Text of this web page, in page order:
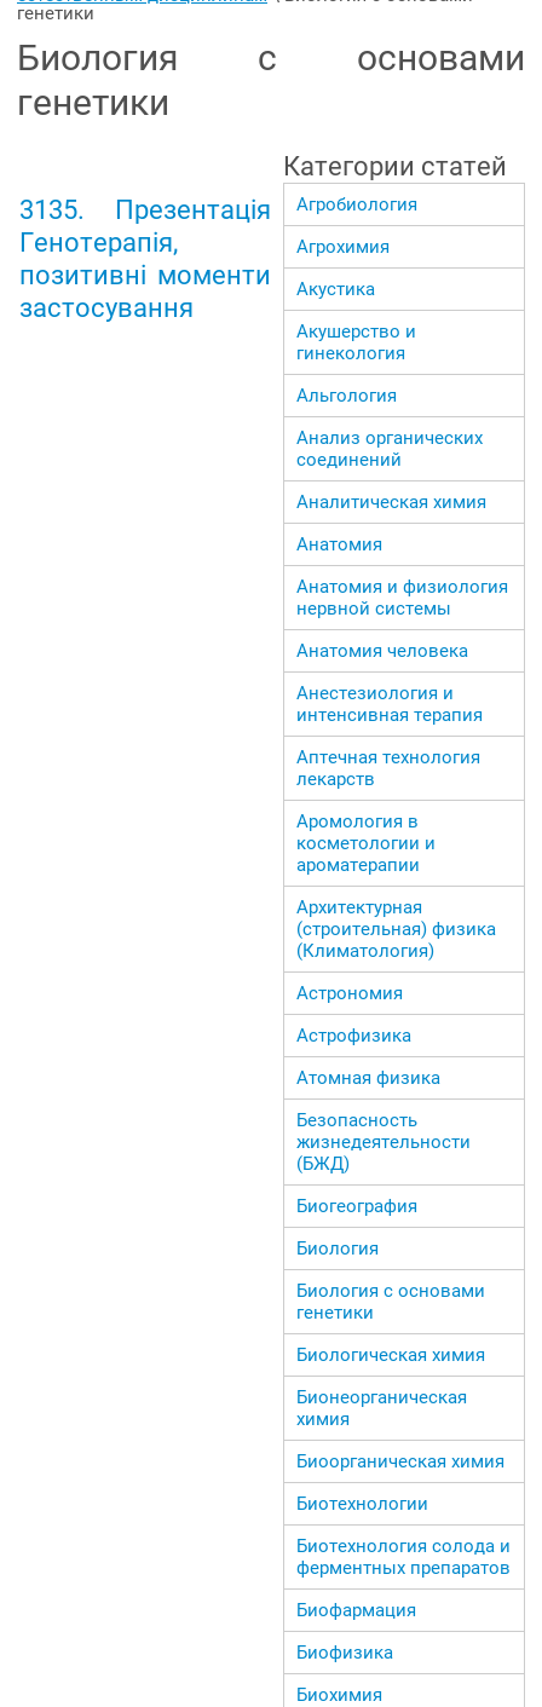
генетики
Биология с основами
генетики
3135. Презентація
Генотерапія,
позитивні моменти
застосування
Категории статей
Агробиология
Агрохимия
Акустика
Акушерство и
гинекология
Альгология
Анализ органических
соединений
Аналитическая химия
Анатомия
Анатомия и физиология
нервной системы
Анатомия человека
Анестезиология и
интенсивная терапия
Аптечная технология
лекарств
Аромология в
косметологии и
ароматерапии
Архитектурная
(строительная) физика
(Климатология)
Астрономия
Астрофизика
Атомная физика
Безопасность
жизнедеятельности
(БЖД)
Биогеография
Биология
Биология с основами
генетики
Биологическая химия
Бионеорганическая
химия
Биоорганическая химия
Биотехнологии
Биотехнология солода и
ферментных препаратов
Биофармация
Биофизика
Биохимия